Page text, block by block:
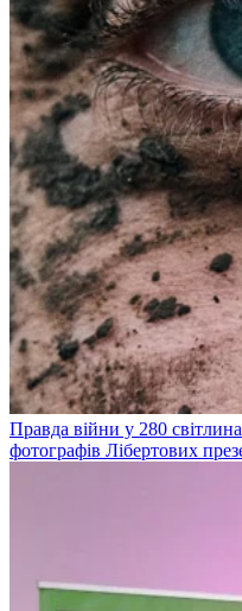
Правда війни у 280
фотографів Лібертових